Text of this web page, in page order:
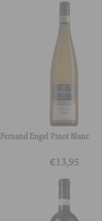
Fernand Engel Pinot Blanc
€13,95